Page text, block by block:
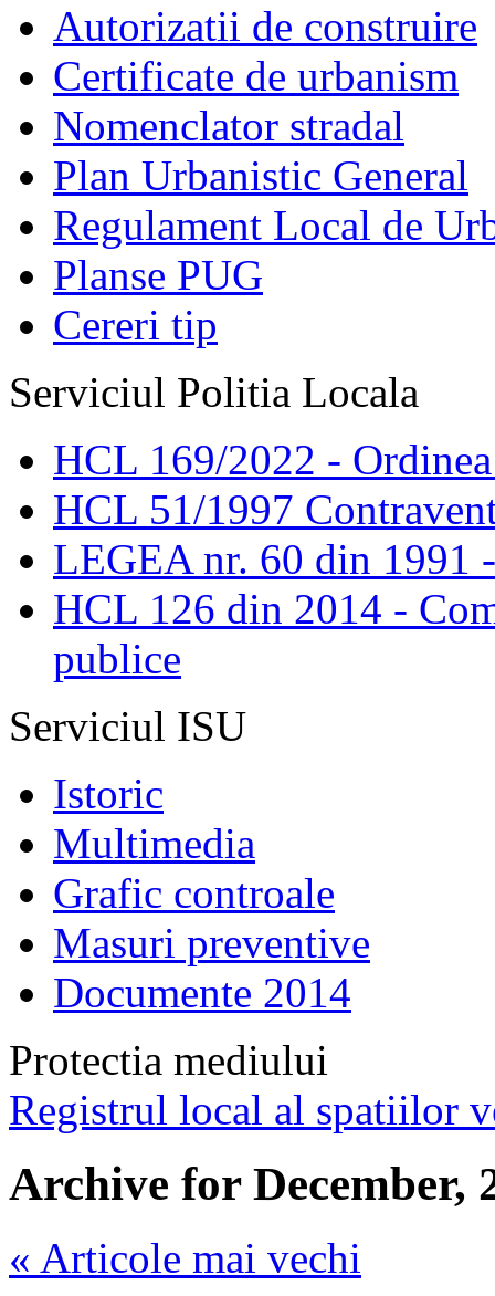
Autorizatii de construire
Certificate de urbanism
Nomenclator stradal
Plan Urbanistic General
Regulament Local de
Planse PUG
Cereri tip
Serviciul Politia Locala
HCL 169/2022 -
HCL 51/1997
LEGEA nr. 60 din 1991
HCL 126 din 2014 -
publice
Serviciul ISU
Istoric
Multimedia
Grafic controale
Masuri preventive
Documente 2014
Protectia mediului
Registrul local al spatiilor
Archive for December,
« Articole mai vechi